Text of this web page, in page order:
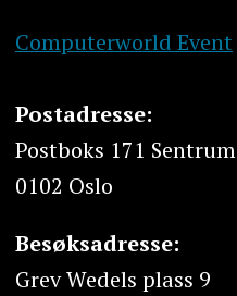
Computerworld Event
Postadresse:
Postboks 171 Sentrum
0102 Oslo
Besøksadresse:
Grev Wedels plass 9